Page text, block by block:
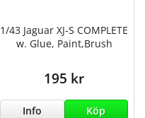
1/43 Jaguar XJ-S COMPLETE
w. Glue, Paint,Brush
195 kr
Info Köp